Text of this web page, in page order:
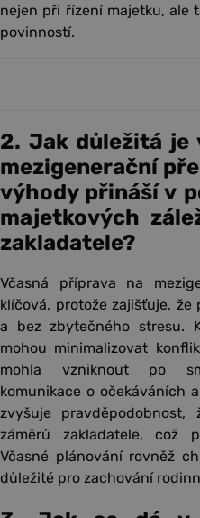
nejen při řízení majetku, ale
povinností.
2. Jak důležitá je
mezigenerační
výhody přináší v
majetkových
zakladatele?
Včasná příprava na
klíčová, protože zajišťuje,
a bez zbytečného stresu.
mohou minimalizovat
mohla vzniknout po
komunikace o očekáváních
zvyšuje
záměrů zakladatele, což
Včasné plánování rovněž
důležité pro zachování